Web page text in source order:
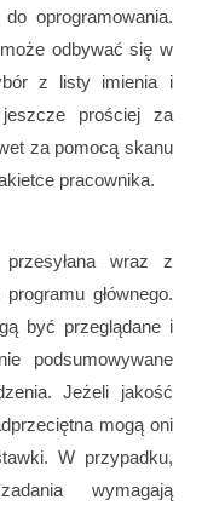
oprogramowania.
odbywać się w
z listy imienia i
prościej za
za pomocą skanu
pracownika.
wraz z
głównego.
być przeglądane i
podsumowywane
Jeżeli jakość
mogą oni
W przypadku,
wymagają